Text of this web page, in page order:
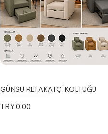
GÜNSU REFAKATÇİ KOLTUĞU
Price
TRY 0.00